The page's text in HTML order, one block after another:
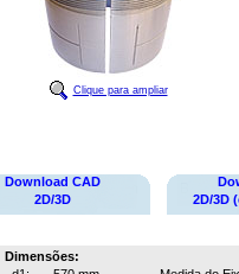
Clique para ampliar
Download CAD
2D/3D
2D/3D
Dimensões: